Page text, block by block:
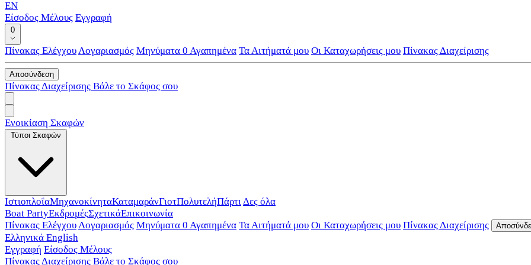
EN
Είσοδος Μέλους Εγγραφή
0
Πίνακας ΕλέγχουΛογαριασμός Μηνύματα 0 Αγαπημένα Τα Αιτήματά μου Οι Καταχωρήσεις μου Πίνακας Διαχείρισης
Αποσύνδεση
Πίνακας Διαχείρισης Βάλε το Σκάφος σου
Ενοικίαση Σκαφών
Τύποι Σκαφών
ΙστιοπλοΐαΜηχανοκίνηταΚαταμαράνΓιοτΠολυτελήΠάρτιΔες όλα
Boat PartyΕκδρομέςΣχετικάΕπικοινωνία
Πίνακας ΕλέγχουΛογαριασμός Μηνύματα 0 Αγαπημένα Τα Αιτήματά μου Οι Καταχωρήσεις μου Πίνακας Διαχείρισης
Ελληνικά English
Εγγραφή Είσοδος Μέλους
Πίνακας Διαχείρισης Βάλε το Σκάφος σου